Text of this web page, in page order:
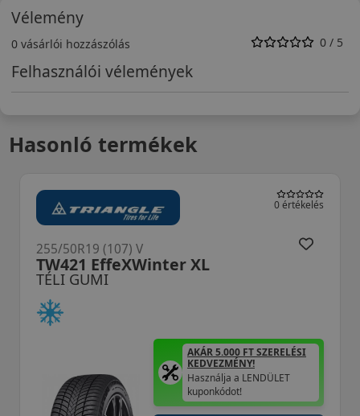
Vélemény
0 vásárlói hozzászólás 0 / 5
Felhasználói vélemények
Hasonló termékek
0 értékelés
TÉLI GUMI
WS71 WinterCraft SUV XL
255/50R19 (107) V
AKÁR 5.000 FT SZERELÉSI